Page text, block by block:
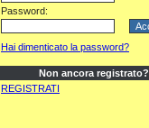
Password:
Hai dimenticato la password?
Non ancora registrato?
REGISTRATI